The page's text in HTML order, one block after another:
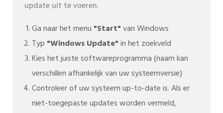
update uit te voeren.
Ga naar het menu "Start"van Windows
Typ "Windows Update"in het zoekveld
Kies het juiste softwareprogramma (naam kan
verschillen afhankelijk van uw systeemversie)
Controleer of uw systeem up-to-date is. Als er
niet-toegepaste updates worden vermeld,